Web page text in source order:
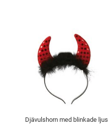
Djävulshorn med blinkade ljus